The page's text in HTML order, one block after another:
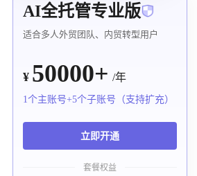
AI全托管专业版
适合多人外贸团队、内贸转型用户
¥ 50000+ /年
1个主账号+5个子账号（支持扩充）
立即开通
套餐权益